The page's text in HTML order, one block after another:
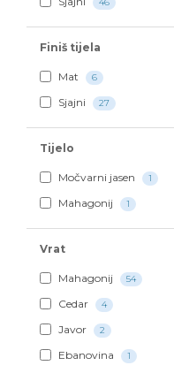
Finiš tijela
Mat 6
Sjajni 27
Tijelo
Močvarni jasen 1
Mahagonij 1
Vrat
Mahagonij 54
Cedar 4
Javor 2
Ebanovina 1